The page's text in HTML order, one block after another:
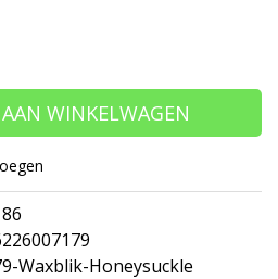
WINKELWAGEN
Waxblik-Honeysuckle